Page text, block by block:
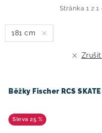
s
p
u
t
Stránka 1 z 1
n
í
d
k
181 cm
Běžky Fischer RCS
25 %